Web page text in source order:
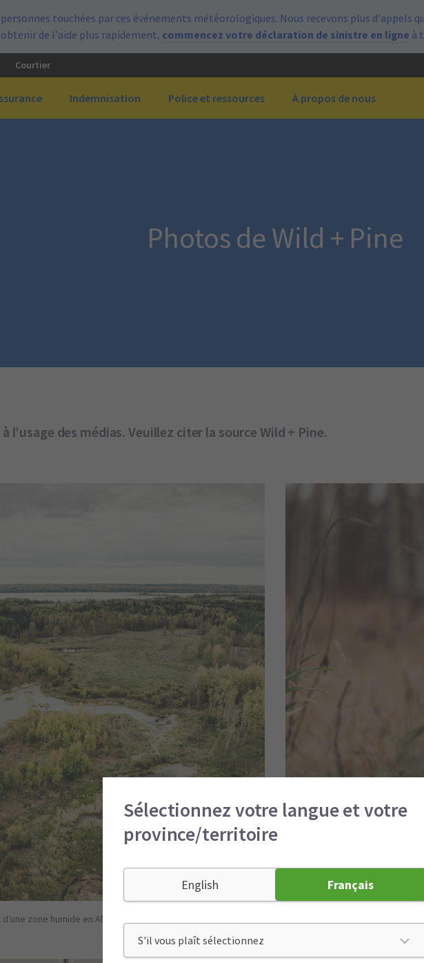
touchées par ces événements météorologiques. Nous recevons plus d’appels
de l’aide plus rapidement, commencez votre déclaration de sinistre en ligne à
Courtier
Indemnisation Police et ressources À propos de nous
Photos de Wild + Pine
l’usage des médias. Veuillez citer la source Wild + Pine.
zone humide en Alberta (Canada)
Sélectionnez votre langue et votre
province/territoire
English Français